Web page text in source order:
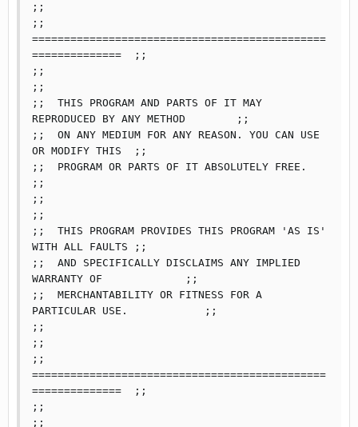
;;
;;
==============================================
==============	;;
;;
;;
;;  THIS PROGRAM AND PARTS OF IT MAY
REPRODUCED BY ANY METHOD	;;
;;  ON ANY MEDIUM FOR ANY REASON. YOU CAN USE
OR MODIFY THIS	;;
;;  PROGRAM OR PARTS OF IT ABSOLUTELY FREE.
;;
;;
;;
;;  THIS PROGRAM PROVIDES THIS PROGRAM 'AS IS'
WITH ALL FAULTS	;;
;;  AND SPECIFICALLY DISCLAIMS ANY IMPLIED
WARRANTY OF		;;
;;  MERCHANTABILITY OR FITNESS FOR A
PARTICULAR USE.            ;;
;;
;;
;;
==============================================
==============	;;
;;
;;